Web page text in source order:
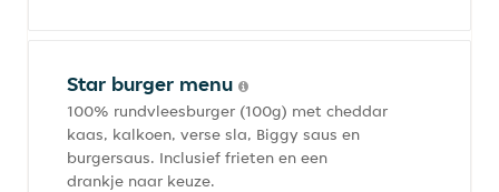
Star burger menu
100% rundvleesburger (100g) met cheddar
kaas, kalkoen, verse sla, Biggy saus en
burgersaus. Inclusief frieten en een
drankje naar keuze.